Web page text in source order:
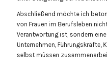
Abschließend möchte ich
von Frauen im Berufsleben
Verantwortung ist, sondern eine
Unternehmen, Führungskräfte,
selbst müssen